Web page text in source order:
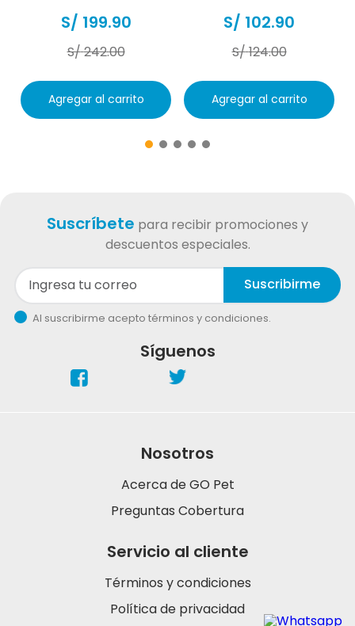
S/ 199.90
S/242.00
Agregar al carrito
S/ 102.90
S/124.00
Agregar al carrito
Suscríbete para recibir promociones y
descuentos especiales.
Suscribirme
Al suscribirme acepto términos y condiciones.
Síguenos
Servicio al cliente
Términos y condiciones
Política de privacidad
Nosotros
Acerca de GO Pet
Preguntas Cobertura